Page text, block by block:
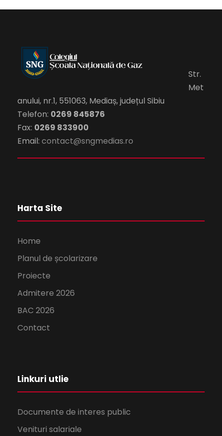
Str.
Met
anului, nr.1, 551063, Mediaș, județul Sibiu
Telefon: 0269 845876
Fax: 0269 833900
Email: contact@sngmedias.ro
Harta Site
Home
Planul de școlarizare
Proiecte
Admitere 2026
BAC 2026
Contact
Linkuri utlie
Documente de interes public
Venituri salariale